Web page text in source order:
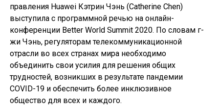
правления Huawei Кэтрин Чэнь (Catherine Chen)
выступила с программной речью на онлайн-
конференции Better World Summit 2020. По словам г-
жи Чэнь, регуляторам телекоммуникационной
отрасли во всех странах мира необходимо
объединить свои усилия для решения общих
трудностей, возникших в результате пандемии
COVID-19 и обеспечить более инклюзивное
общество для всех и каждого.